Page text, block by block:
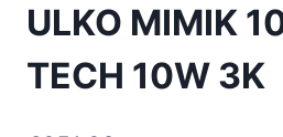
ULKO MIMIK
TECH 10W 3K